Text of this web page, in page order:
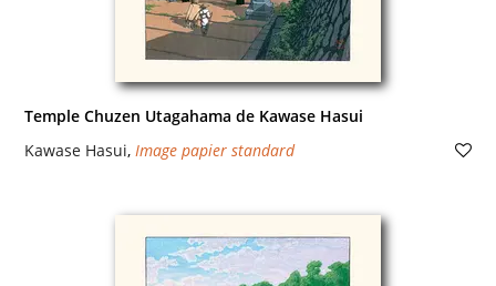
Temple Chuzen Utagahama de Kawase Hasui
Kawase Hasui, Image papier standard